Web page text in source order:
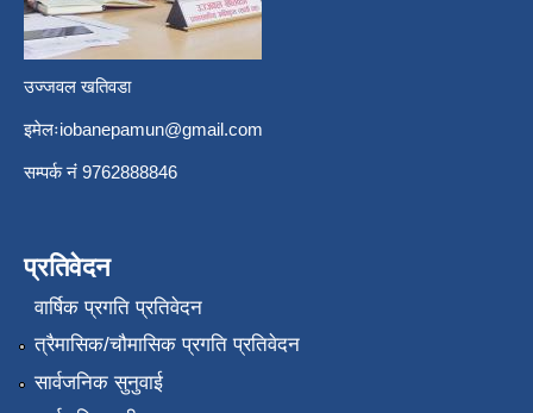
उज्जवल खतिवडा
इमेलःiobanepamun@gmail.com
सम्पर्क नंं 9762888846
प्रतिवेदन
वार्षिक प्रगति प्रतिवेदन
त्रैमासिक/चौमासिक प्रगति प्रतिवेदन
सार्वजनिक सुनुवाई